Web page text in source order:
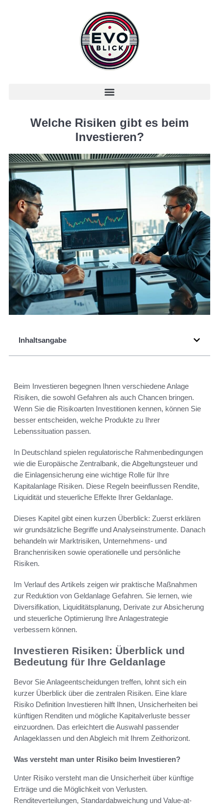
Welche Risiken gibt es beim
Investieren?
Inhaltsangabe
Beim Investieren begegnen Ihnen verschiedene Anlage
Risiken, die sowohl Gefahren als auch Chancen bringen.
Wenn Sie die Risikoarten Investitionen kennen, können Sie
besser entscheiden, welche Produkte zu Ihrer
Lebenssituation passen.
In Deutschland spielen regulatorische Rahmenbedingungen
wie die Europäische Zentralbank, die Abgeltungsteuer und
die Einlagensicherung eine wichtige Rolle für Ihre
Kapitalanlage Risiken. Diese Regeln beeinflussen Rendite,
Liquidität und steuerliche Effekte Ihrer Geldanlage.
Dieses Kapitel gibt einen kurzen Überblick: Zuerst erklären
wir grundsätzliche Begriffe und Analyseinstrumente. Danach
behandeln wir Marktrisiken, Unternehmens- und
Branchenrisiken sowie operationelle und persönliche
Risiken.
Im Verlauf des Artikels zeigen wir praktische Maßnahmen
zur Reduktion von Geldanlage Gefahren. Sie lernen, wie
Diversifikation, Liquiditätsplanung, Derivate zur Absicherung
und steuerliche Optimierung Ihre Anlagestrategie
verbessern können.
Investieren Risiken: Überblick und
Bedeutung für Ihre Geldanlage
Bevor Sie Anlageentscheidungen treffen, lohnt sich ein
kurzer Überblick über die zentralen Risiken. Eine klare
Risiko Definition Investieren hilft Ihnen, Unsicherheiten bei
künftigen Renditen und mögliche Kapitalverluste besser
einzuordnen. Das erleichtert die Auswahl passender
Anlageklassen und den Abgleich mit Ihrem Zeithorizont.
Was versteht man unter Risiko beim Investieren?
Unter Risiko versteht man die Unsicherheit über künftige
Erträge und die Möglichkeit von Verlusten.
Renditeverteilungen, Standardabweichung und Value-at-